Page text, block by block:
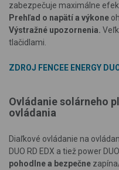
zabezpečuje maximálne
Prehľad o napätí a výkone
Výstražné upozornenia.
tlačidlami.
ZDROJ FENCEE ENERGY
Ovládanie solárneho
ovládania
Diaľkové ovládanie na
DUO RD EDX a tiež power DUO
pohodlne a bezpečne